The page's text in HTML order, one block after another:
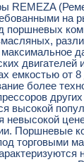
REMEZA
на
поршневых
двигателей
емкостью от
более
высокой
невысокой
Поршневые
торговыми